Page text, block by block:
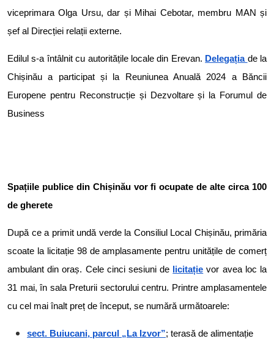
viceprimara Olga Ursu, dar și Mihai Cebotar, membru MAN și
șef al Direcției relații externe.
Edilul s-a întâlnit cu autoritățile locale din Erevan. Delegația de la
Chișinău a participat și la Reuniunea Anuală 2024 a Băncii
Europene pentru Reconstrucție și Dezvoltare și la Forumul de
Business
Spațiile publice din Chișinău vor fi ocupate de alte circa 100
de gherete
După ce a primit undă verde la Consiliul Local Chișinău, primăria
scoate la licitație 98 de amplasamente pentru unitățile de comerț
ambulant din oraș. Cele cinci sesiuni de licitație vor avea loc la
31 mai, în sala Preturii sectorului centru. Printre amplasamentele
cu cel mai înalt preț de început, se numără următoarele:
sect. Buiucani, parcul „La Izvor”; terasă de alimentație